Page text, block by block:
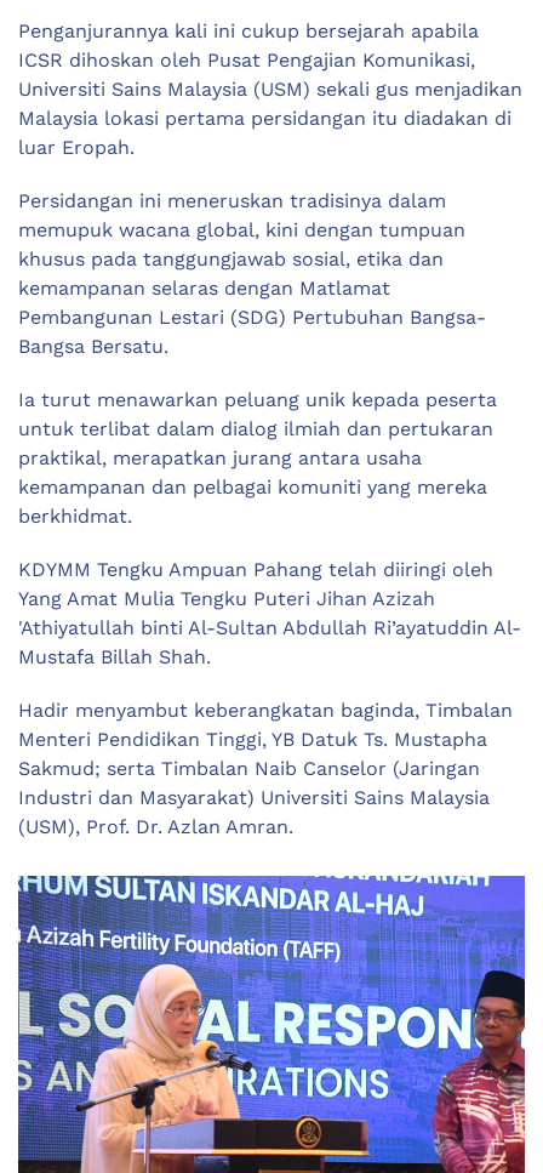
Penganjurannya kali ini cukup bersejarah apabila
ICSR dihoskan oleh Pusat Pengajian Komunikasi,
Universiti Sains Malaysia (USM) sekali gus menjadikan
Malaysia lokasi pertama persidangan itu diadakan di
luar Eropah.
Persidangan ini meneruskan tradisinya dalam
memupuk wacana global, kini dengan tumpuan
khusus pada tanggungjawab sosial, etika dan
kemampanan selaras dengan Matlamat
Pembangunan Lestari (SDG) Pertubuhan Bangsa-
Bangsa Bersatu.
Ia turut menawarkan peluang unik kepada peserta
untuk terlibat dalam dialog ilmiah dan pertukaran
praktikal, merapatkan jurang antara usaha
kemampanan dan pelbagai komuniti yang mereka
berkhidmat.
KDYMM Tengku Ampuan Pahang telah diiringi oleh
Yang Amat Mulia Tengku Puteri Jihan Azizah
'Athiyatullah binti Al-Sultan Abdullah Ri’ayatuddin Al-
Mustafa Billah Shah.
Hadir menyambut keberangkatan baginda, Timbalan
Menteri Pendidikan Tinggi, YB Datuk Ts. Mustapha
Sakmud; serta Timbalan Naib Canselor (Jaringan
Industri dan Masyarakat) Universiti Sains Malaysia
(USM), Prof. Dr. Azlan Amran.